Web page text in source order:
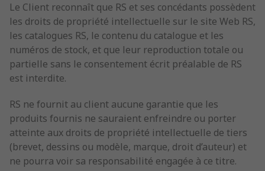
Le Client reconnaît que RS et ses concédants possèdent
les droits de propriété intellectuelle sur le site Web RS,
les catalogues RS, le contenu du catalogue et les
numéros de stock, et que leur reproduction totale ou
partielle sans le consentement écrit préalable de RS
est interdite.
RS ne fournit au client aucune garantie que les
produits fournis ne sauraient enfreindre ou porter
atteinte aux droits de propriété intellectuelle de tiers
(brevet, dessins ou modèle, marque, droit d’auteur) et
ne pourra voir sa responsabilité engagée à ce titre.